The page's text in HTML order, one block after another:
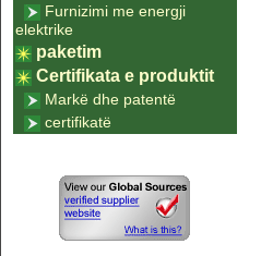
Furnizimi me energji
elektrike
paketim
Certifikata e produktit
Markë dhe patentë
certifikatë